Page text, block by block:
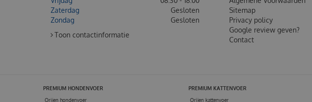
Zaterdag
Gesloten
Zondag
Gesloten
Toon contactinformatie
Sitemap
Privacy policy
Google review geven?
Contact
PREMIUM HONDENVOER
Orijen hondenvoer
PREMIUM KATTENVOER
Orijen kattenvoer